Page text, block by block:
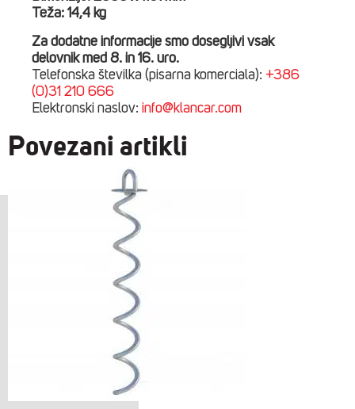
Teža: 14,4 kg
Za dodatne informacije smo dosegljivi vsak
delovnik med 8. in 16. uro.
Telefonska številka (pisarna komerciala): +386
(0)31 210 666
Elektronski naslov: info@klancar.com
Povezani artikli